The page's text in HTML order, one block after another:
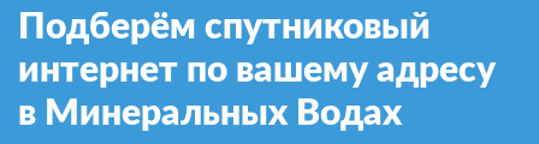
Подберём спутниковый
интернет по вашему адресу
в Минеральных Водах